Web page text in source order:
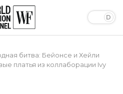
битва: Бейонсе и Хейли
платья из коллаборации Ivy